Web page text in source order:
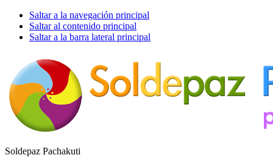
Saltar a la navegación principal
Saltar al contenido principal
Saltar a la barra lateral principal
Soldepaz Pachakuti